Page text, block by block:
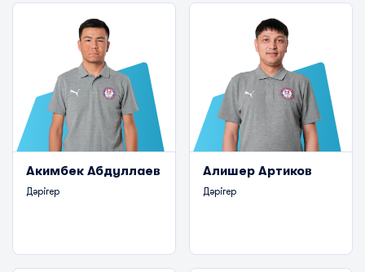
Акимбек Абдуллаев
Дәрігер
Алишер Артиков
Дәрігер